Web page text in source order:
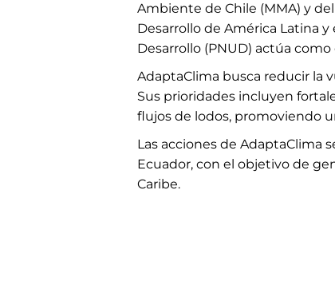
Ambiente de Chile (MMA) y
Desarrollo de América Latina
Desarrollo (PNUD) actúa
AdaptaClima busca reducir la
Sus prioridades incluyen
flujos de lodos, promoviendo
Las acciones de AdaptaClima
Ecuador, con el objetivo de
Caribe.